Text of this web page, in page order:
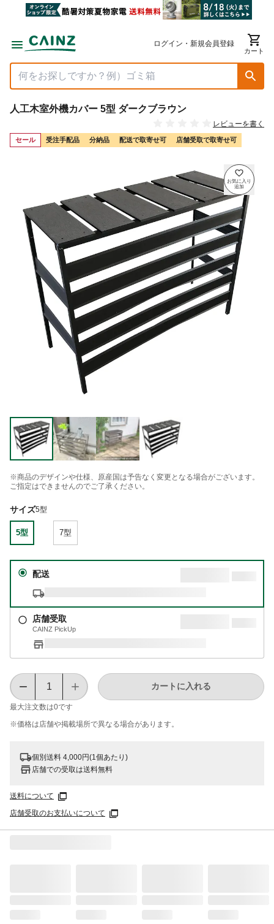
ログイン・新規会員登録
カート
人工木室外機カバー 5型 ダークブラウン
レビューを書く
セール 受注手配品 分納品 配送で取寄せ可 店舗受取で取寄せ可
※商品のデザインや仕様、原産国は予告なく変更となる場合がございます。
ご指定はできませんのでご了承ください。
サイズ5型
5型 7型
配送
店舗受取
CAINZ PickUp
最大注文数は0です
カートに入れる
※価格は​店舗や​掲載場所で​異なる​場合が​あります。
個別送料 4,000円(1個あたり)
店舗での受取は送料無料
送料について
店舗受取のお支払いについて